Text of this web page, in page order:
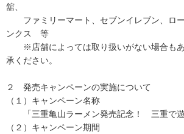
舘、
ファミリーマート、セブンイレブン、ロ
ンクス 等
※店舗によっては取り扱いがない場合もあ
承ください。
２ 発売キャンペーンの実施について
（１）キャンペーン名称
「三重亀山ラーメン発売記念！ 三重で遊
（２）キャンペーン期間